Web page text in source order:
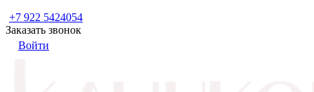
+7 922 5424054
Заказать звонок
Войти